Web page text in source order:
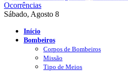
Ocorrências
Sábado, Agosto 8
Início
Bombeiros
Corpos de Bombeiros
Missão
Tipo de Meios